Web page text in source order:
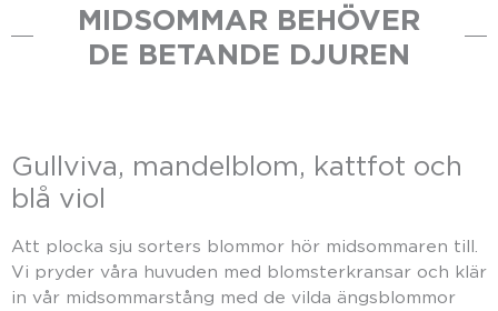
MIDSOMMAR BEHÖVER
DE BETANDE DJUREN
Gullviva, mandelblom, kattfot och
blå viol
Att plocka sju sorters blommor hör midsommaren till.
Vi pryder våra huvuden med blomsterkransar och klär
in vår midsommarstång med de vilda ängsblommor